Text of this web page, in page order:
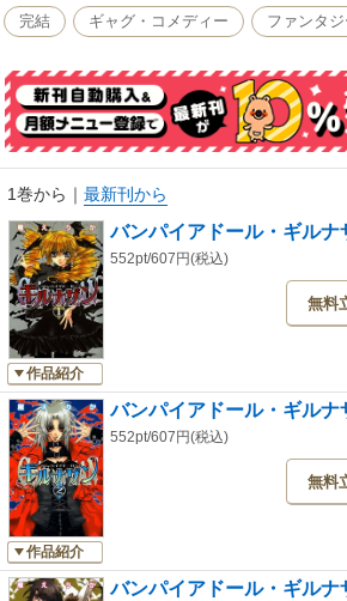
完結 ギャグ・コメディー ファンタジ
1巻から ｜ 最新刊から
作品紹介
バンパイアドール・ギルナ
552pt/607円(税込)
無料
作品紹介
バンパイアドール・ギルナ
552pt/607円(税込)
無料
バンパイアドール・ギルナ